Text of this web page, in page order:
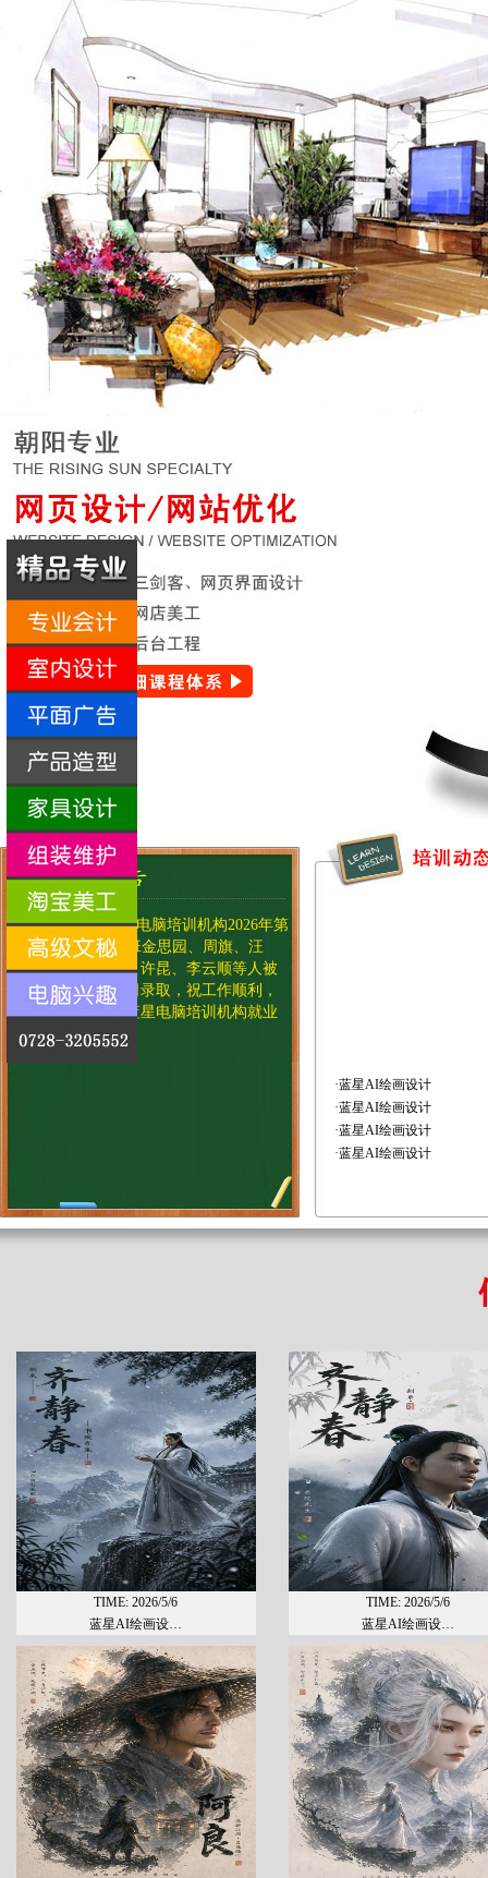
热烈庆祝蓝星电脑培训机构2026年第
12期AI电商设计班金思园、周旗、汪
艳、丁一、陈诚、许昆、李云顺等人被
多家装饰设计公司录取，祝工作顺利，
生活快乐！——蓝星电脑培训机构就业
部！
·蓝星AI绘画设计
·蓝星AI绘画设计
·蓝星AI绘画设计
·蓝星AI绘画设计
TIME: 2026/5/6
蓝星AI绘画设…
TIME: 2026/5/6
蓝星AI绘画设…